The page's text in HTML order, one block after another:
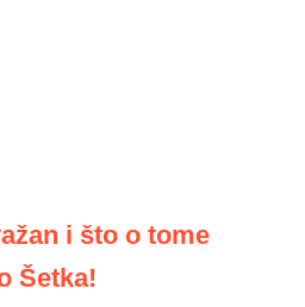
i što o tome
Šetka!